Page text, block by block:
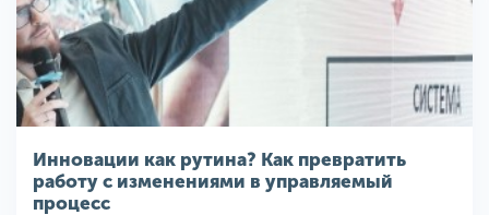
Инновации как рутина? Как превратить
работу с изменениями в управляемый
процесс